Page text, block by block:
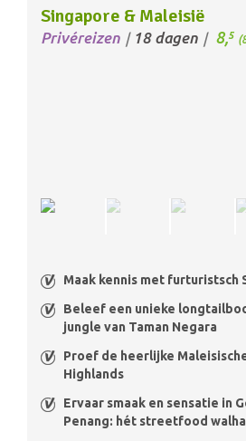
Singapore & Maleisië
Privéreizen / 18 dagen / 8,5
Maak kennis met furturistsch
Beleef een unieke
jungle van Taman Negara
Proef de heerlijke
Highlands
Ervaar smaak en sensatie in
Penang: hét streetfood